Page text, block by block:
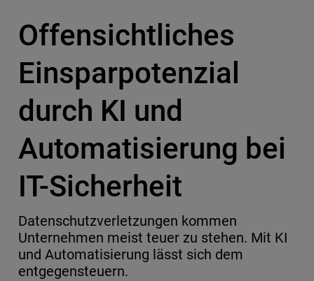
Offensichtliches
Einsparpotenzial
durch KI und
Automatisierung bei
IT-Sicherheit
Datenschutzverletzungen kommen
Unternehmen meist teuer zu stehen. Mit KI
und Automatisierung lässt sich dem
entgegensteuern.